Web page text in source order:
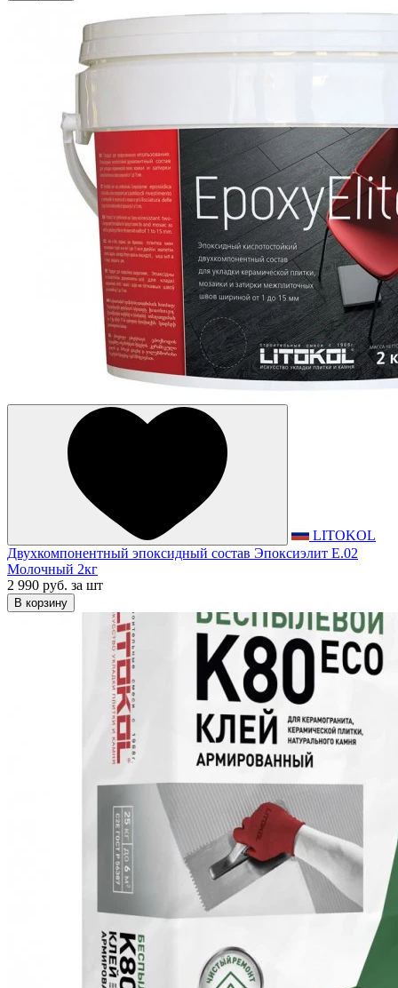
LITOKOL
Двухкомпонентный эпоксидный состав Эпоксиэлит E.02
Молочный 2кг
2 990 руб. за шт
В корзину